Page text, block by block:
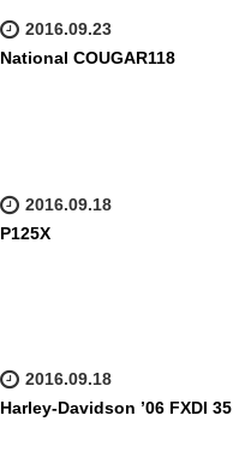
2016.09.23
National COUGAR118
2016.09.18
P125X
2016.09.18
Harley-Davidson ’06 FXDI 35